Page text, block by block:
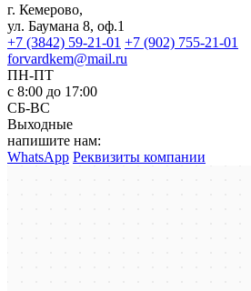
г. Кемерово,
ул. Баумана 8, оф.1
+7 (3842) 59-21-01 +7 (902) 755-21-01
forvardkem@mail.ru
ПН-ПТ
с 8:00 до 17:00
СБ-ВС
Выходные
напишите нам:
WhatsApp Реквизиты компании